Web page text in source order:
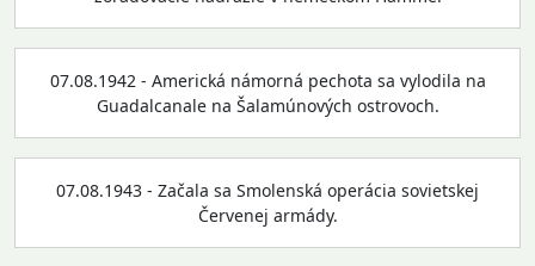
07.08.1942 - Americká námorná pechota sa vylodila na
Guadalcanale na Šalamúnových ostrovoch.
07.08.1943 - Začala sa Smolenská operácia sovietskej
Červenej armády.